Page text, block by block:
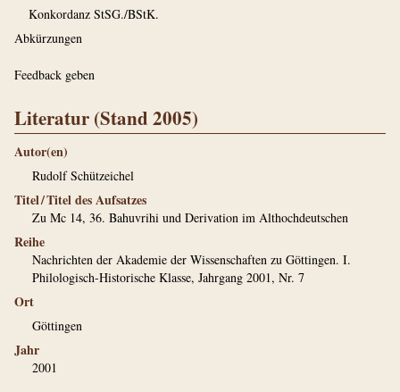
Konkordanz StSG./BStK.
Abkürzungen
Feedback geben
Literatur (Stand 2005)
Autor(en)
Rudolf Schützeichel
Titel / Titel des Aufsatzes
Zu Mc 14, 36. Bahuvrihi und Derivation im Althochdeutschen
Reihe
Nachrichten der Akademie der Wissenschaften zu Göttingen. I.
Philologisch-Historische Klasse, Jahrgang 2001, Nr. 7
Ort
Göttingen
Jahr
2001